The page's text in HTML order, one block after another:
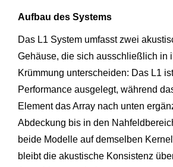
Aufbau des Systems
Das L1 System umfasst zwei
Gehäuse, die sich ausschließlich in
Krümmung unterscheiden: Das L1
Performance ausgelegt, während
Element das Array nach unten
Abdeckung bis in den
beide Modelle auf demselben
bleibt die akustische Konsistenz